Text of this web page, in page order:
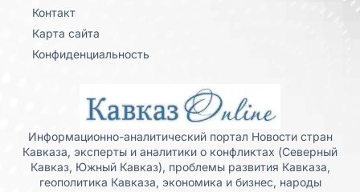
Контакт
Карта сайта
Конфиденциальность
Информационно-аналитический портал Новости стран
Кавказа, эксперты и аналитики о конфликтах (Северный
Кавказ, Южный Кавказ), проблемы развития Кавказа,
геополитика Кавказа, экономика и бизнес, народы